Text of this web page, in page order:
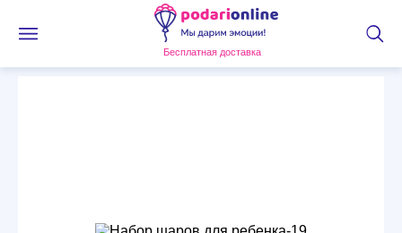
Бесплатная доставка